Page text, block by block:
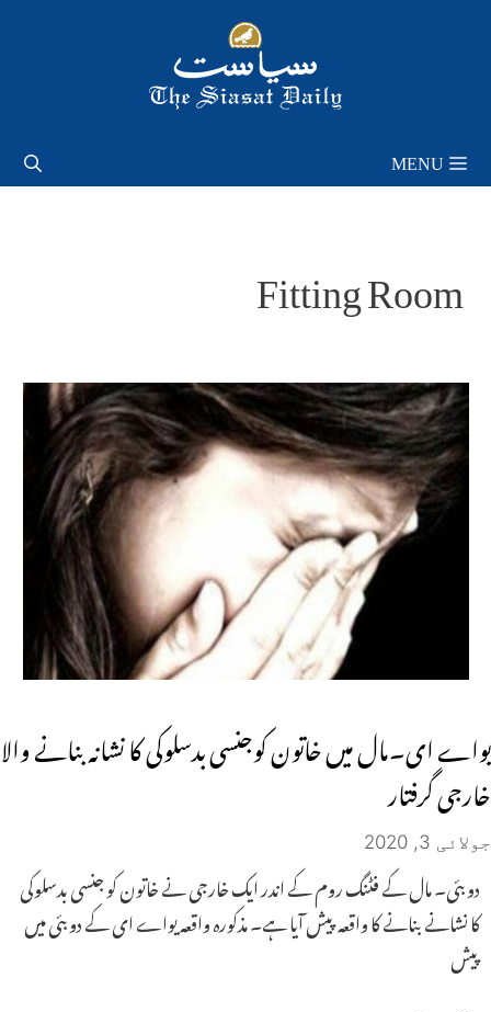
MENU
Fitting Room
یواے ای۔مال میں خاتون کوجنسی بدسلوکی کا نشانہ بنانے والا
خارجی گرفتار
جولائی 3, 2020
دوبئی۔ مال کے فٹنگ روم کے اندر ایک خارجی نے خاتون کو جنسی بدسلوکی
کا نشانے بنانے کا واقعہ پیش آیا ہے۔ مذکورہ واقعہ یواے ای کے دوبئی میں
پیش